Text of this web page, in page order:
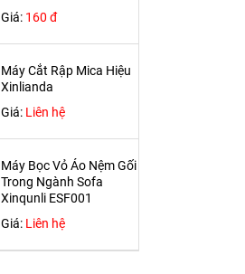
Giá: 160 đ
Máy Cắt Rập Mica Hiệu
Xinlianda
Giá: Liên hệ
Máy Bọc Vỏ Áo Nệm Gối
Trong Ngành Sofa
Xinqunli ESF001
Giá: Liên hệ